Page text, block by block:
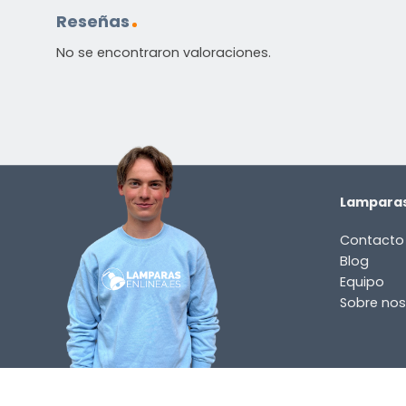
Contáctenos. Puede comunicarse con nosotros por
Reseñas
No se encontraron valoraciones.
Contacto
Blog
Equipo
Sobre